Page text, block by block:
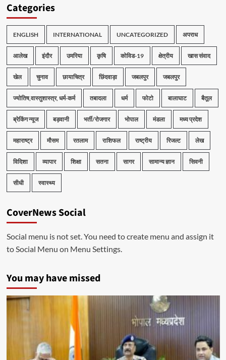
Categories
ENGLISH INTERNATIONAL UNCATEGORIZED अपराध
आलेख इंदौर उमरिया कृषि कोविड-19 क्षेत्रीय खास संवाद
खेल चुनाव छायाचित्र छिंदवाड़ा जबलपुर जबलपुर
ज्योतिष,वास्तुशास्त्र, धर्म-कर्म तबादला धर्म फोटो बालाघाट बैतूल
ब्रेकिंग न्यूज बड़वानी भर्ती/रोजगार भोपाल मंडला मध्य प्रदेश
महाराष्ट्र मौसम रतलाम राशिफल राष्ट्रीय रिजल्ट लेख
विदिशा व्यापार शिक्षा सतना सागर सामान्य ज्ञान सिवनी
सीधी स्वास्थ्य
CoverNews Social
Social menu is not set. You need to create menu and assign it
to Social Menu on Menu Settings.
You may have missed